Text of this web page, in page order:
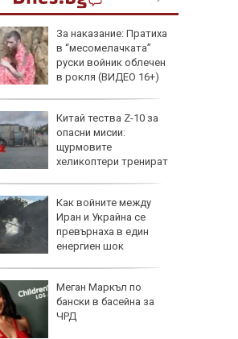
За наказание: Пратиха
в “месомелачката”
руски войник облечен
в рокля (ВИДЕО 16+)
Китай тества Z-10 за
опасни мисии:
щурмовите
хеликоптери тренират
Как войните между
Иран и Украйна се
превърнаха в един
енергиен шок
Меган Маркъл по
бански в басейна за
ЧРД